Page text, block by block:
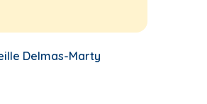
Delmas-Marty